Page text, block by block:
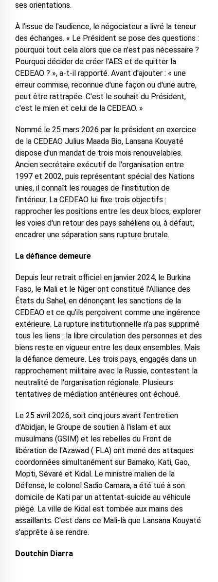
ses orientations.
À l'issue de l'audience, le négociateur a livré la teneur
des échanges. « Le Président se pose des questions :
pourquoi tout cela alors que ce n'est pas nécessaire ?
Pourquoi décider de créer l'AES et de quitter la
CEDEAO ? », a-t-il rapporté. Avant d'ajouter : « une
erreur commise, reconnue d'une façon ou d'une autre,
peut être rattrapée. C'est le souhait du Président,
c'est le mien et celui de la CEDEAO. »
Nommé le 25 mars 2026 par le président en exercice
de la CEDEAO Julius Maada Bio, Lansana Kouyaté
dispose d'un mandat de trois mois renouvelables.
Ancien secrétaire exécutif de l'organisation entre
1997 et 2002, puis représentant spécial des Nations
unies, il connaît les rouages de l'institution de
l'intérieur. La CEDEAO lui fixe trois objectifs :
rapprocher les positions entre les deux blocs, explorer
les voies d'un retour des pays sahéliens ou, à défaut,
encadrer une séparation sans rupture brutale.
La défiance demeure
Depuis leur retrait officiel en janvier 2024, le Burkina
Faso, le Mali et le Niger ont constitué l'Alliance des
États du Sahel, en dénonçant les sanctions de la
CEDEAO et ce qu'ils perçoivent comme une ingérence
extérieure. La rupture institutionnelle n'a pas supprimé
tous les liens : la libre circulation des personnes et des
biens reste en vigueur entre les deux ensembles. Mais
la défiance demeure. Les trois pays, engagés dans un
rapprochement militaire avec la Russie, contestent la
neutralité de l'organisation régionale. Plusieurs
tentatives de médiation antérieures ont échoué.
Le 25 avril 2026, soit cinq jours avant l'entretien
d'Abidjan, le Groupe de soutien à l'islam et aux
musulmans (GSIM) et les rebelles du Front de
libération de l'Azawad ( FLA) ont mené des attaques
coordonnées simultanément sur Bamako, Kati, Gao,
Mopti, Sévaré et Kidal. Le ministre malien de la
Défense, le colonel Sadio Camara, a été tué à son
domicile de Kati par un attentat-suicide au véhicule
piégé. La ville de Kidal est tombée aux mains des
assaillants. C'est dans ce Mali-là que Lansana Kouyaté
s'apprête à se rendre.
Doutchin Diarra